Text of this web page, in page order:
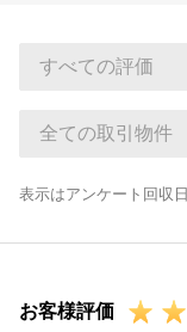
表示はアンケート回収
お客様評価